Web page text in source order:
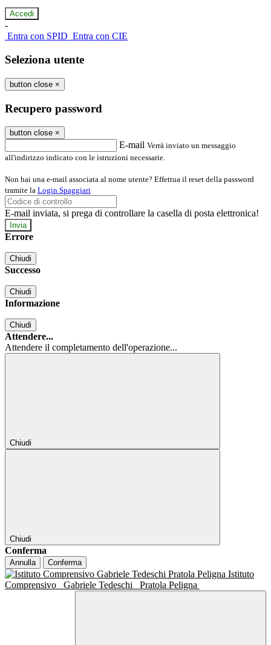
-
Entra con SPID Entra con CIE
Seleziona utente
button close ×
Recupero password
button close ×
E-mail Verrà inviato un messaggio
all'indirizzo indicato con le istruzioni necessarie.
Non hai una e-mail associata al nome utente? Effettua il reset della password
tramite la Login Spaggiari
E-mail inviata, si prega di controllare la casella di posta elettronica!
Errore
Chiudi
Successo
Chiudi
Informazione
Chiudi
Attendere...
Attendere il completamento dell'operazione...
Chiudi
Chiudi
Conferma
Annulla Conferma
Istituto
Comprensivo
Gabriele Tedeschi Pratola Peligna